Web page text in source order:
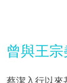
曾與王